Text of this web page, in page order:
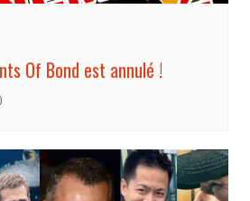
Of Bond est annulé !